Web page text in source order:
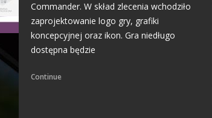
Commander. W skład zlecenia wchodziło
zaprojektowanie logo gry, grafiki
koncepcyjnej oraz ikon. Gra niedługo
dostępna będzie
Continue